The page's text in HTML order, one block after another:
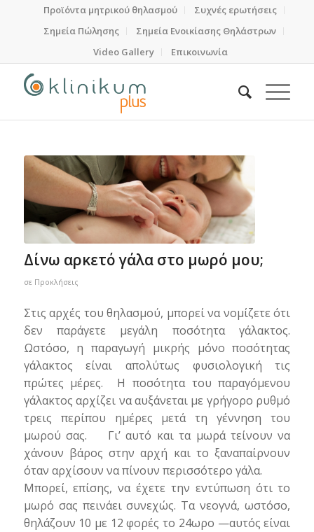
Προϊόντα μητρικού θηλασμού
Συχνές ερωτήσεις
Σημεία Πώλησης
Σημεία Ενοικίασης Θηλάστρων
Video Gallery
Επικοινωνία
Δίνω αρκετό γάλα στο μωρό μου;
σε Προκλήσεις
Στις αρχές του θηλασμού, μπορεί να νομίζετε ότι
δεν παράγετε μεγάλη ποσότητα γάλακτος.
Ωστόσο, η παραγωγή μικρής μόνο ποσότητας
γάλακτος είναι απολύτως φυσιολογική τις
πρώτες μέρες. Η ποσότητα του παραγόμενου
γάλακτος αρχίζει να αυξάνεται με γρήγορο ρυθμό
τρεις περίπου ημέρες μετά τη γέννηση του
μωρού σας.
Γι’ αυτό και τα μωρά τείνουν να
χάνουν βάρος στην αρχή και το ξαναπαίρνουν
όταν αρχίσουν να πίνουν περισσότερο γάλα.
Μπορεί, επίσης, να έχετε την εντύπωση ότι το
μωρό σας πεινάει συνεχώς. Τα νεογνά, ωστόσο,
θηλάζουν 10 με 12 φορές το 24ωρο —αυτός είναι